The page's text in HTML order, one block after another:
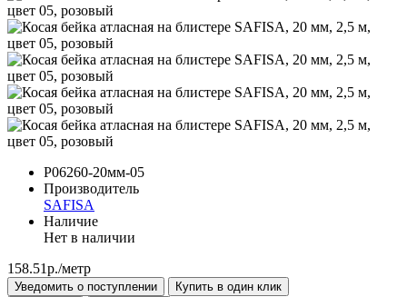
P06260-20мм-05
Производитель
SAFISA
Наличие
Нет в наличии
158.51р./метр
Уведомить о поступлении
Купить в один клик